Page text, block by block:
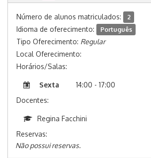
Número de alunos matriculados: 2
Idioma de oferecimento: Português
Tipo Oferecimento: Regular
Local Oferecimento:
Horários/Salas:
Sexta
14:00 - 17:00
Docentes:
Regina Facchini
Reservas:
Não possui reservas.